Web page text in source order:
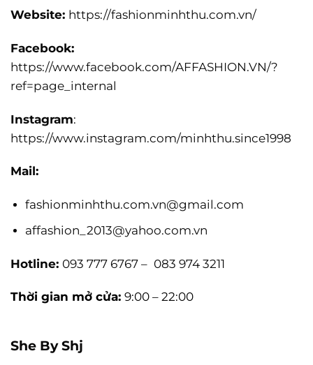
Website: https://fashionminhthu.com.vn/
Facebook:
https://www.facebook.com/AFFASHION.VN/?
ref=page_internal
Instagram:
https://www.instagram.com/minhthu.since1998
Mail:
fashionminhthu.com.vn@gmail.com
affashion_2013@yahoo.com.vn
Hotline: 093 777 6767 – 083 974 3211
Thời gian mở cửa: 9:00 – 22:00
She By Shj